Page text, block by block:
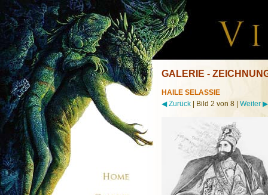
GALERIE -
HAILE SELASSIE
◀ Zurück | Bild 2 von 8 | Weiter ▶